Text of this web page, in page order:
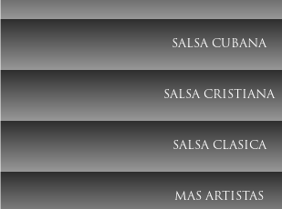
SALSA CUBANA
SALSA CRISTIANA
SALSA CLASICA
MAS ARTISTAS